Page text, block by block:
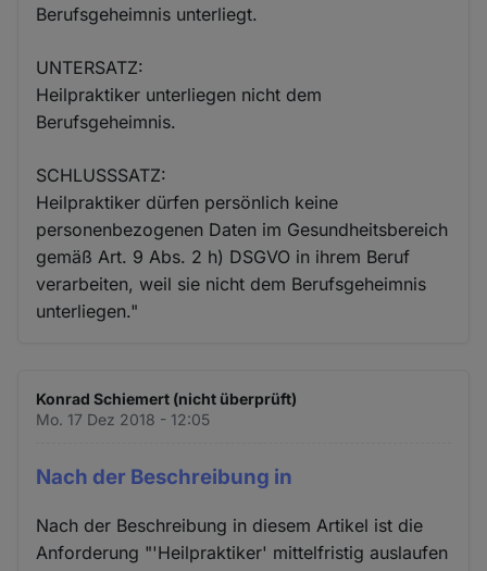
Berufsgeheimnis unterliegt.
UNTERSATZ:
Heilpraktiker unterliegen nicht dem
Berufsgeheimnis.
SCHLUSSSATZ:
Heilpraktiker dürfen persönlich keine
personenbezogenen Daten im Gesundheitsbereich
gemäß Art. 9 Abs. 2 h) DSGVO in ihrem Beruf
verarbeiten, weil sie nicht dem Berufsgeheimnis
unterliegen."
Konrad Schiemert (nicht überprüft)
Mo. 17 Dez 2018 - 12:05
Nach der Beschreibung in
Nach der Beschreibung in diesem Artikel ist die
Anforderung "'Heilpraktiker' mittelfristig auslaufen